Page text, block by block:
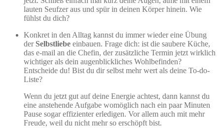
lauten Seufzer aus und spür in deinen Körper hinein. Wie
fühlst du dich?
Konkret in den Alltag kannst du immer wieder eine Übung
der Selbstliebe einbauen. Frage dich: ist die saubere Küche,
das e-mail an die Chefin, der zusätzliche Termin jetzt wirklich
wichtiger als dein augenblickliches Wohlbefinden?
Entscheide du! Bist du dir selbst mehr wert als deine To-do-
Liste?
Wenn du jetzt gut auf deine Energie achtest, dann kannst du
eine anstehende Aufgabe womöglich nach ein paar Minuten
Pause sogar effizienter erledigen. Vor allem auch mit mehr
Freude, weil du nicht mehr so erschöpft bist.